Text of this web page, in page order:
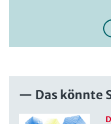
Das könnte